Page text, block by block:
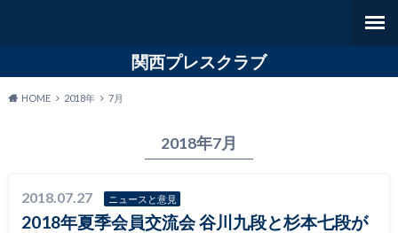
関西プレスクラブ
HOME 2018年 7月
2018年7月
2018.07.27 ニュースと意見
2018年夏季会員交流会 谷川九段と杉本七段が